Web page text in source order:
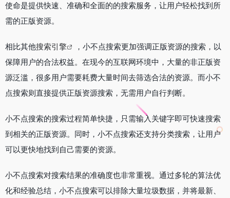
使命是提供快速、准确和全面的的搜索服务，让用户轻松找到所
需的正版资源。
相比其他搜索引擎
，小不点搜索更加强调正版资源的搜索，以
保障用户的合法权益。在现今的互联网环境中，大量的非正版资
源泛滥，很多用户需要耗费大量时间去筛选合法的资源。而小不
点搜索则直接提供正版资源搜索，无需用户自行判断。
小不点搜索的搜索过程简单快捷，只需输入关键字即可快速搜索
到相关的正版资源。同时，小不点搜索还支持分类搜索，让用户
可以更快地找到自己需要的资源。
小不点搜索对搜索结果的准确度也非常重视。通过多轮的算法优
化和经验总结，小不点搜索可以排除大量垃圾数据，并将最新、